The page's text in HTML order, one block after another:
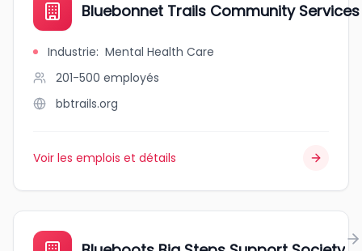
Bluebonnet Trails Community Services
Industrie: Mental Health Care
201-500 employés
bbtrails.org
Voir les emplois et détails